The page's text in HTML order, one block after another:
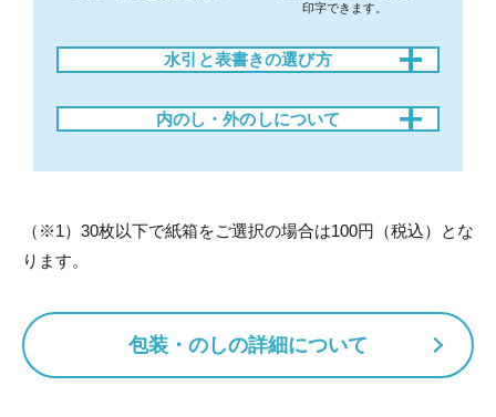
印字できます。
水引と表書きの選び方
水引 主な用途 表書き例
御年賀、
外）、御出産
祝、粗品
一度きりが良い
主に婚礼
御祝、寿、
用）
内のし・外のしについて
（ ※1）30枚以下で紙箱をご選択の場合は100円（税込）とな
ります。
包装・のしの詳細について